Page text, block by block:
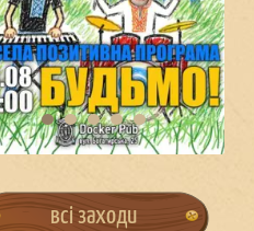
всі заходи